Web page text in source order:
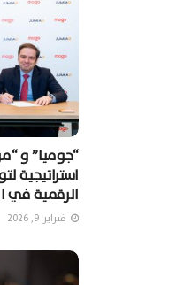
“جوميا” و
استراتيجية
الرقمية
فبراير 9, 2026